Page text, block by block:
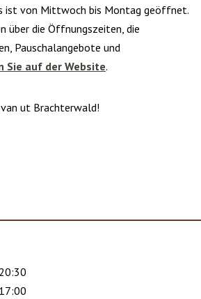
ist von Mittwoch bis Montag geöffnet.
über die Öffnungszeiten, die
Pauschalangebote und
Sie auf der Website.
ut Brachterwald!